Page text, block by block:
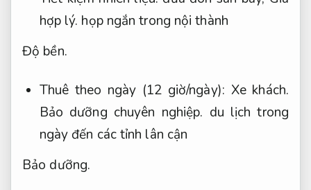
hợp lý. họp ngắn trong nội thành
Độ bền.
Thuê theo ngày (12 giờ/ngày): Xe khách.
Bảo dưỡng chuyên nghiệp. du lịch trong
ngày đến các tỉnh lân cận
Bảo dưỡng.